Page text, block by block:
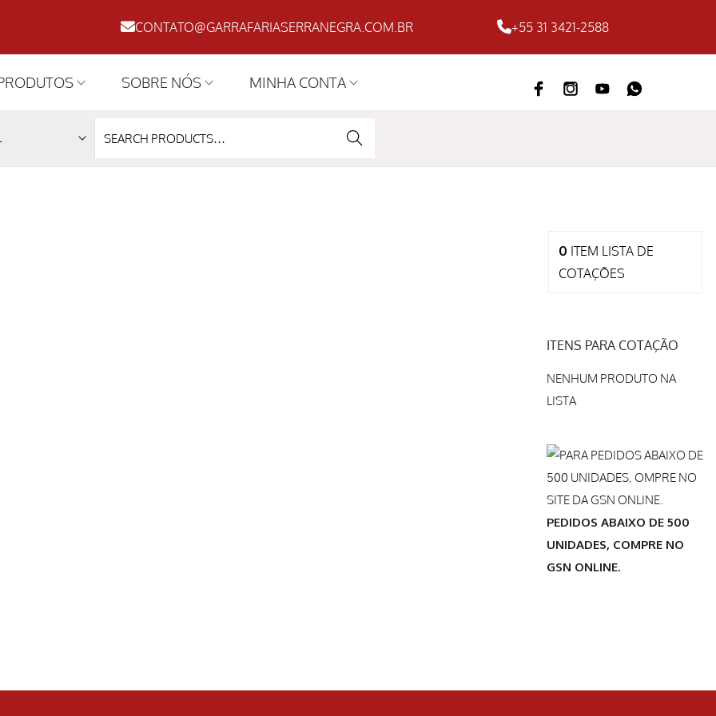
CONTATO@GARRAFARIASERRANEGRA.COM.BR +55 31 3421-2588
SOBRE NÓS MINHA CONTA
SEARC
0 ITEM LISTA DE
COTAÇÕES
ITENS PARA COTAÇÃO
NENHUM PRODUTO NA
LISTA
PEDIDOS ABAIXO DE 500
UNIDADES, COMPRE NO
GSN ONLINE.